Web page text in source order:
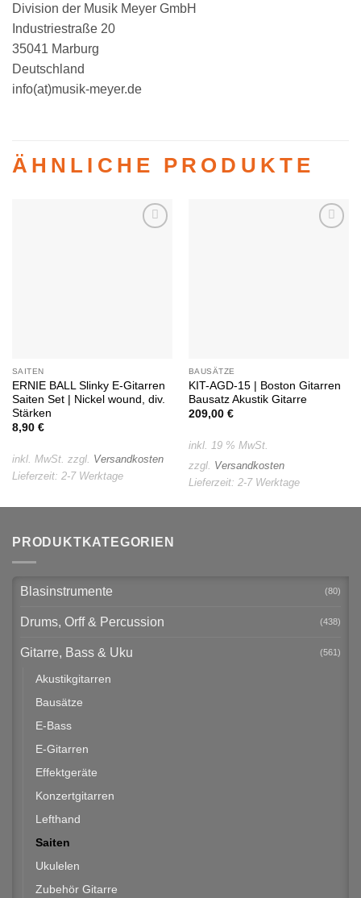
Division der Musik Meyer GmbH
Industriestraße 20
35041 Marburg
Deutschland
info(at)musik-meyer.de
ÄHNLICHE PRODUKTE
SAITEN
ERNIE BALL Slinky E-Gitarren
Saiten Set | Nickel wound, div.
Stärken
8,90 €
inkl. MwSt. zzgl. Versandkosten
Lieferzeit: 2-7 Werktage
BAUSÄTZE
KIT-AGD-15 | Boston Gitarren
Bausatz Akustik Gitarre
209,00 €
inkl. 19 % MwSt.
zzgl. Versandkosten
Lieferzeit: 2-7 Werktage
PRODUKTKATEGORIEN
Blasinstrumente (80)
Drums, Orff & Percussion (438)
Gitarre, Bass & Uku (561)
Akustikgitarren
Bausätze
E-Bass
E-Gitarren
Effektgeräte
Konzertgitarren
Lefthand
Saiten
Ukulelen
Zubehör Gitarre